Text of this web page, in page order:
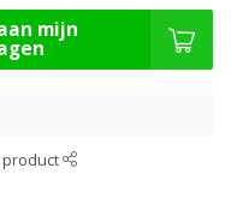
mijn
product